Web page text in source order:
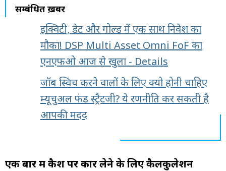
सम्बंधित ख़बरें
इक्विटी, डेट और गोल्ड में एक साथ निवेश का
मौका! DSP Multi Asset Omni FoF का
एनएफओ आज से खुला - Details
जॉब स्विच करने वालों के लिए क्यो होनी चाहिए
म्यूचुअल फंड स्ट्रैटजी? ये रणनीति कर सकती है
आपकी मदद
एक बार में कैश पर कार लेने के लिए कैलकुलेशन